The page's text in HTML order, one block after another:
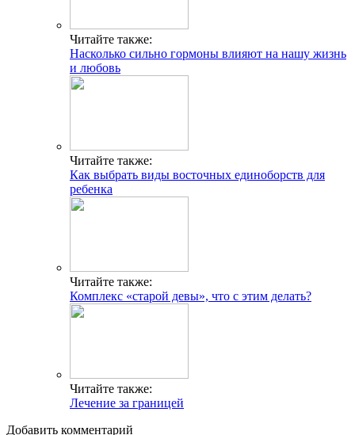
Читайте также:
Насколько сильно гормоны влияют на нашу жизнь
и любовь
Читайте также:
Как выбрать виды восточных единоборств для
ребенка
Читайте также:
Комплекс «старой девы», что с этим делать?
Читайте также:
Лечение за границей
Добавить комментарий